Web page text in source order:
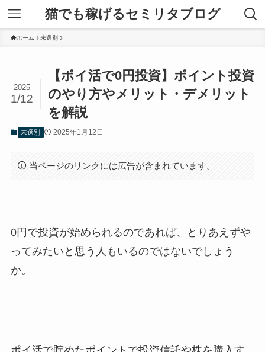
猫でも稼げるセミリタブログ
ホーム 未選別
【ポイ活で0円投資】ポイント投資
のやり方やメリット・デメリット
を解説
2025
1/12
未選別 2025年1月12日
当ページのリンクには広告が含まれています。
0円で投資が始められるのであれば、とりあえずや
ってみたいと思う人もいるのではないでしょう
か。